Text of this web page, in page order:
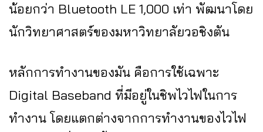
น้อยกว่า Bluetooth LE 1,000 เท่า พัฒนาโดย
นักวิทยาศาสตร์ของมหาวิทยาลัยวอชิงตัน
หลักการทำงานของมัน คือการใช้เฉพาะ
Digital Baseband ที่มีอยู่ในชิพไวไฟในการ
ทำงาน โดยแตกต่างจากการทำงานของไวไฟ